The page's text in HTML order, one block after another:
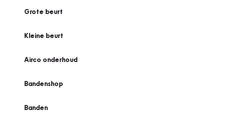
Grote beurt
Kleine beurt
Airco onderhoud
Bandenshop
Banden